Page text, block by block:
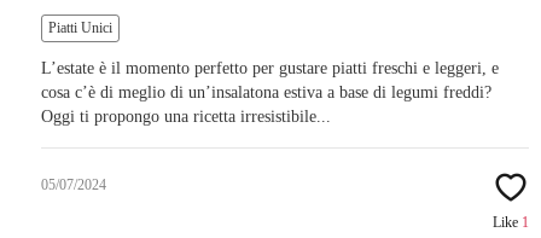
Piatti Unici
L’estate è il momento perfetto per gustare piatti freschi e leggeri, e
cosa c’è di meglio di un’insalatona estiva a base di legumi freddi?
Oggi ti propongo una ricetta irresistibile...
05/07/2024
Like 1